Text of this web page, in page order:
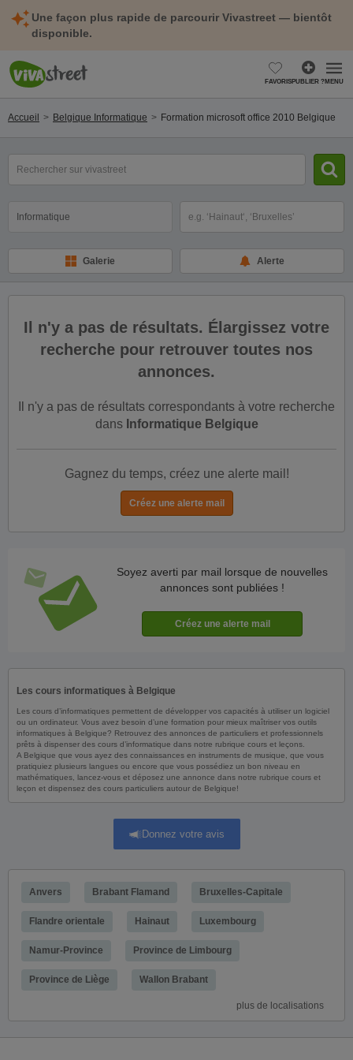
Une façon plus rapide de parcourir Vivastreet — bientôt
disponible.
FAVORISPUBLIER ?MENU
Accueil Belgique Informatique Formation microsoft office 2010 Belgique
clé(s)
Galerie Alerte
Il n'y a pas de résultats. Élargissez votre
recherche pour retrouver toutes nos
annonces.
Il n'y a pas de résultats correspondants à votre recherche
dans Informatique Belgique
Gagnez du temps, créez une alerte mail!
Soyez averti par mail lorsque de nouvelles
annonces sont publiées !
Les cours informatiques à Belgique
Les cours d’informatiques permettent de développer vos capacités à utiliser un logiciel
ou un ordinateur. Vous avez besoin d’une formation pour mieux maîtriser vos outils
informatiques à Belgique? Retrouvez des annonces de particuliers et professionnels
prêts à dispenser des cours d’informatique dans notre rubrique cours et leçons.
A Belgique que vous ayez des connaissances en instruments de musique, que vous
pratiquiez plusieurs langues ou encore que vous possédiez un bon niveau en
mathématiques, lancez-vous et déposez une annonce dans notre rubrique cours et
leçon et dispensez des cours particuliers autour de Belgique!
Donnez votre avis
Anvers Brabant Flamand Bruxelles-Capitale
Flandre orientale Hainaut Luxembourg
Namur-Province Province de Limbourg
Province de Liège Wallon Brabant
plus de localisations